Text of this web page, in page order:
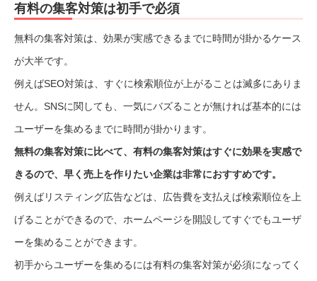
有料の集客対策は初手で必須
無料の集客対策は、効果が実感できるまでに時間が掛かるケース
が大半です。
例えばSEO対策は、すぐに検索順位が上がることは滅多にありま
せん。SNSに関しても、一気にバズることが無ければ基本的には
ユーザーを集めるまでに時間が掛かります。
無料の集客対策に比べて、有料の集客対策はすぐに効果を実感で
きるので、早く売上を作りたい企業は非常におすすめです。
例えばリスティング広告などは、広告費を支払えば検索順位を上
げることができるので、ホームページを開設してすぐでもユーザ
ーを集めることができます。
初手からユーザーを集めるには有料の集客対策が必須になってく